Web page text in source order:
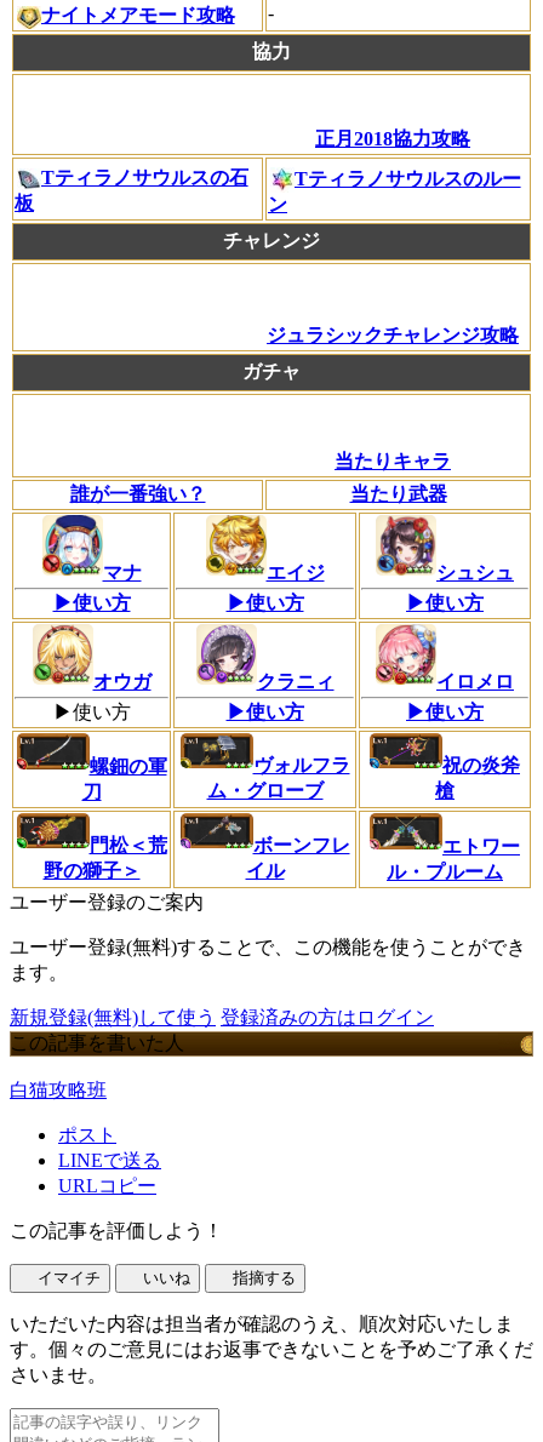
ナイトメアモード攻略
-
協力
正月2018協力攻略
Tティラノサウルスの石
板
Tティラノサウルスのルー
ン
チャレンジ
ジュラシックチャレンジ攻略
ガチャ
当たりキャラ
誰が一番強い？
当たり武器
マナ
▶使い方
エイジ
▶使い方
シュシュ
▶使い方
オウガ
▶使い方
クラニィ
▶使い方
イロメロ
▶使い方
螺鈿の軍
刀
ヴォルフラ
ム・グローブ
祝の炎斧
槍
門松＜荒
野の獅子＞
ボーンフレ
イル
エトワー
ル・プルーム
ユーザー登録のご案内
ユーザー登録(無料)することで、この機能を使うことができ
ます。
新規登録(無料)して使う 登録済みの方はログイン
この記事を書いた人
白猫攻略班
ポスト
LINEで送る
URLコピー
この記事を評価しよう！
イマイチ いいね 指摘する
いただいた内容は担当者が確認のうえ、順次対応いたしま
す。個々のご意見にはお返事できないことを予めご了承くだ
さいませ。